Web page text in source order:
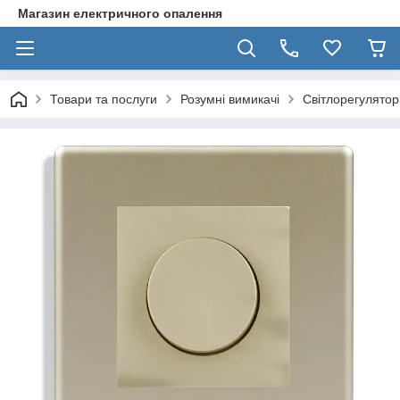
Магазин електричного опалення
Товари та послуги Розумні вимикачі